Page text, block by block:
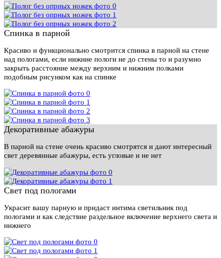
Спинка в парной
Красиво и функционально смотрится спинка в парной на стене
над пологами, если нижние пологи не до стены то и разумно
закрыть расстояние между верхним и нижним полками
подобным рисунком как на спинке
Декоративные абажуры
В парной на стене очень красиво смотрятся и дают интересный
свет деревянные абажуры, есть угловые и не нет
Свет под пологами
Украсит вашу парную и придаст интима светильник под
пологами и как следствие раздельное включение верхнего света и
нижнего